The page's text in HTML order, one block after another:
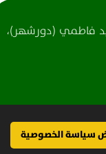
فاطمي (دورشهر)،
سياسة الخصوصية